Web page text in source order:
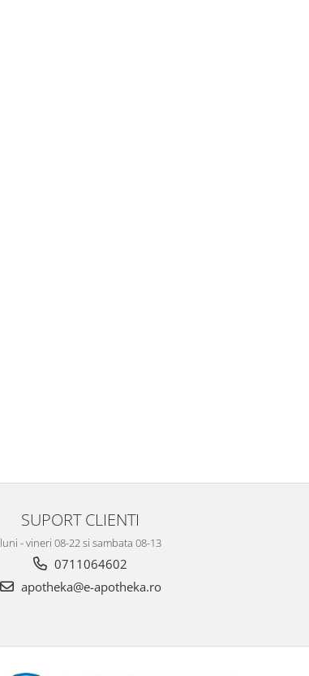
SUPORT CLIENTI
luni - vineri 08-22 si sambata 08-13
0711064602
apotheka@e-apotheka.ro